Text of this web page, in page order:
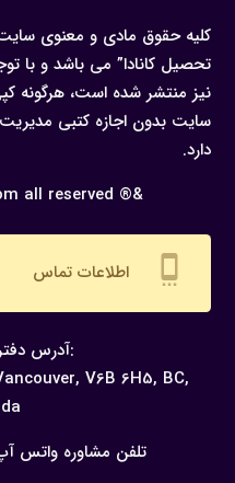
کلیه حقوق مادی و معنوی سایت
تحصیل کانادا” می باشد و با
نیز منتشر شده است، هرگونه
سایت بدون اجازه كتبی
دارد.
all reserved ®&
settings_cell اطلاعات تماس
:آدرس دفتر ونکوور کانادا:
V6B 6H5, BC,
تلفن مشاوره واتس آپ